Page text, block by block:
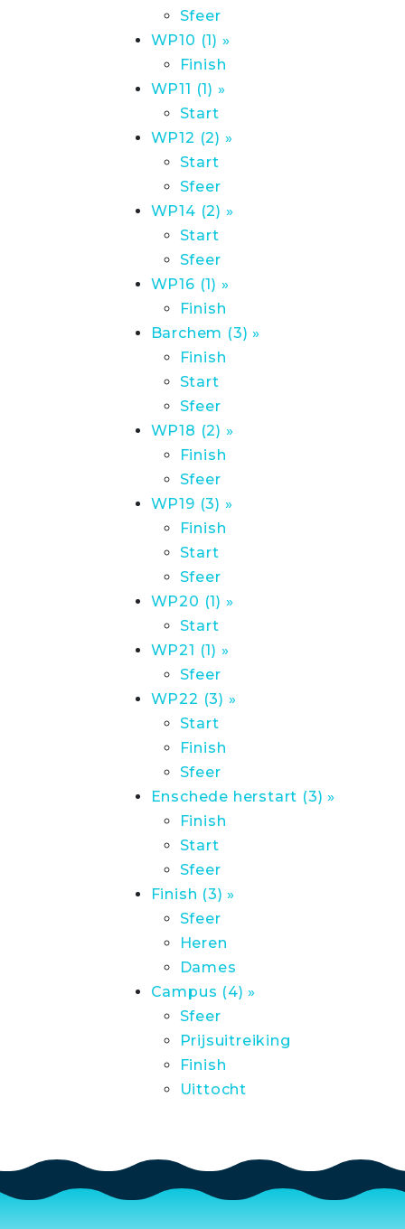
Sfeer
WP10 (1) »
Finish
WP11 (1) »
Start
WP12 (2) »
Start
Sfeer
WP14 (2) »
Start
Sfeer
WP16 (1) »
Finish
Barchem (3) »
Finish
Start
Sfeer
WP18 (2) »
Finish
Sfeer
WP19 (3) »
Finish
Start
Sfeer
WP20 (1) »
Start
WP21 (1) »
Sfeer
WP22 (3) »
Start
Finish
Sfeer
Enschede herstart (3) »
Finish
Start
Sfeer
Finish (3) »
Sfeer
Heren
Dames
Campus (4) »
Sfeer
Prijsuitreiking
Finish
Uittocht